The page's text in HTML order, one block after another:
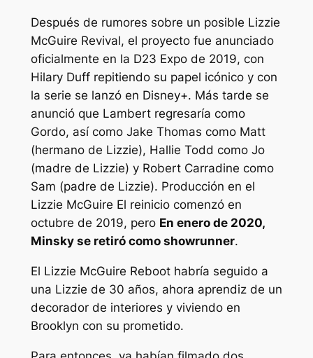
Después de rumores sobre un posible Lizzie
McGuire Revival, el proyecto fue anunciado
oficialmente en la D23 Expo de 2019, con
Hilary Duff repitiendo su papel icónico y con
la serie se lanzó en Disney+. Más tarde se
anunció que Lambert regresaría como
Gordo, así como Jake Thomas como Matt
(hermano de Lizzie), Hallie Todd como Jo
(madre de Lizzie) y Robert Carradine como
Sam (padre de Lizzie). Producción en el
Lizzie McGuire El reinicio comenzó en
octubre de 2019, pero En enero de 2020,
Minsky se retiró como showrunner.
El Lizzie McGuire Reboot habría seguido a
una Lizzie de 30 años, ahora aprendiz de un
decorador de interiores y viviendo en
Brooklyn con su prometido.